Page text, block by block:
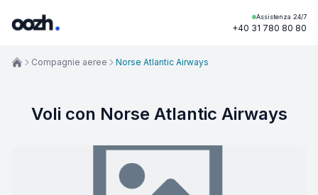
Assistenza 24/7
+40 31 780 80 80
Voli con Norse Atlantic Airways
Compagnie aeree Norse Atlantic Airways